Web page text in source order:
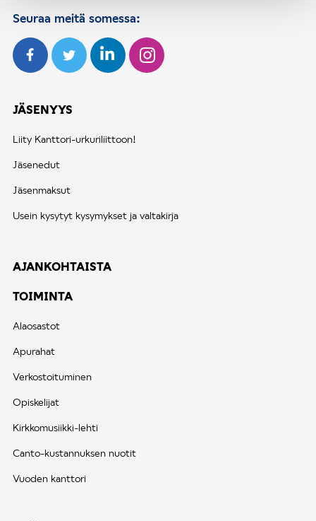
Seuraa meitä somessa:
JÄSENYYS
Liity Kanttori-urkuriliittoon!
Jäsenedut
Jäsenmaksut
Usein kysytyt kysymykset ja valtakirja
AJANKOHTAISTA
TOIMINTA
Alaosastot
Apurahat
Verkostoituminen
Opiskelijat
Kirkkomusiikki-lehti
Canto-kustannuksen nuotit
Vuoden kanttori